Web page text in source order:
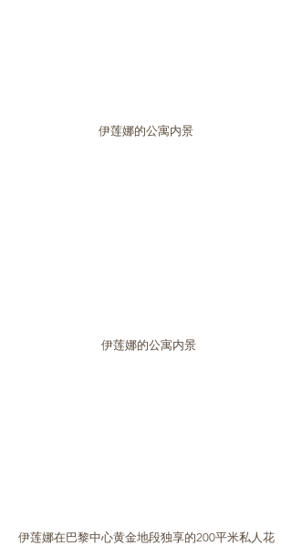
伊莲娜的公寓内景
  伊莲娜的公寓内景
伊莲娜在巴黎中心黄金地段独享的200平米私人花